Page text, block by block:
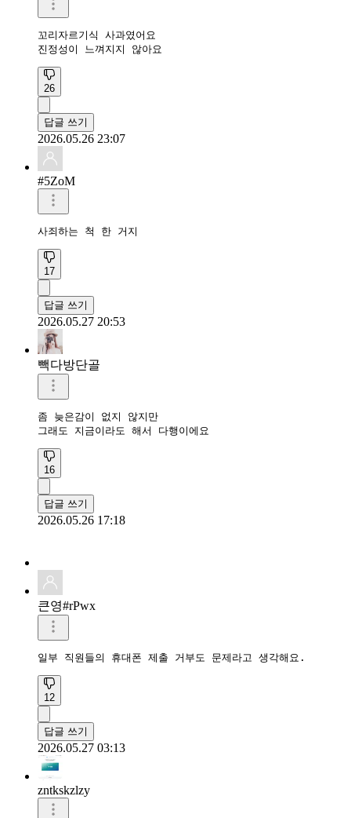
꼬리자르기식 사과였어요
진정성이 느껴지지 않아요
26
답글 쓰기
2026.05.26 23:07
#5ZoM
사죄하는 척 한 거지
17
답글 쓰기
2026.05.27 20:53
빽다방단골
좀 늦은감이 없지 않지만
그래도 지금이라도 해서 다행이에요
16
답글 쓰기
2026.05.26 17:18
큰영#rPwx
일부 직원들의 휴대폰 제출 거부도 문제라고 생각해요.
12
답글 쓰기
2026.05.27 03:13
zntkskzlzy